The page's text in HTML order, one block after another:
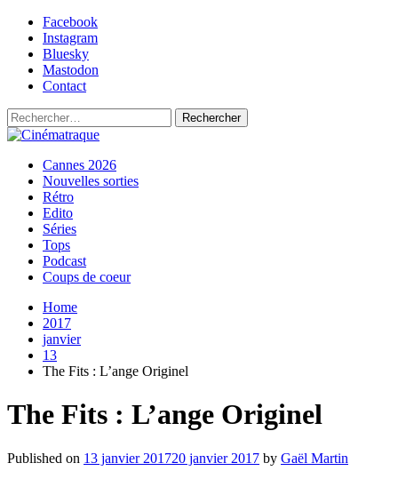
Skip
content
Facebook
Instagram
Bluesky
Mastodon
Contact
Rechercher :
Cinématraque
Si on avait du talent, on ferait des films
Primary
Menu
Cannes 2026
Nouvelles sorties
Rétro
Edito
Séries
Tops
Podcast
Coups de coeur
Home
2017
janvier
13
The Fits : L’ange Originel
The Fits : L’ange Originel
Published on 13 janvier 201720 janvier 2017 by Gaël Martin